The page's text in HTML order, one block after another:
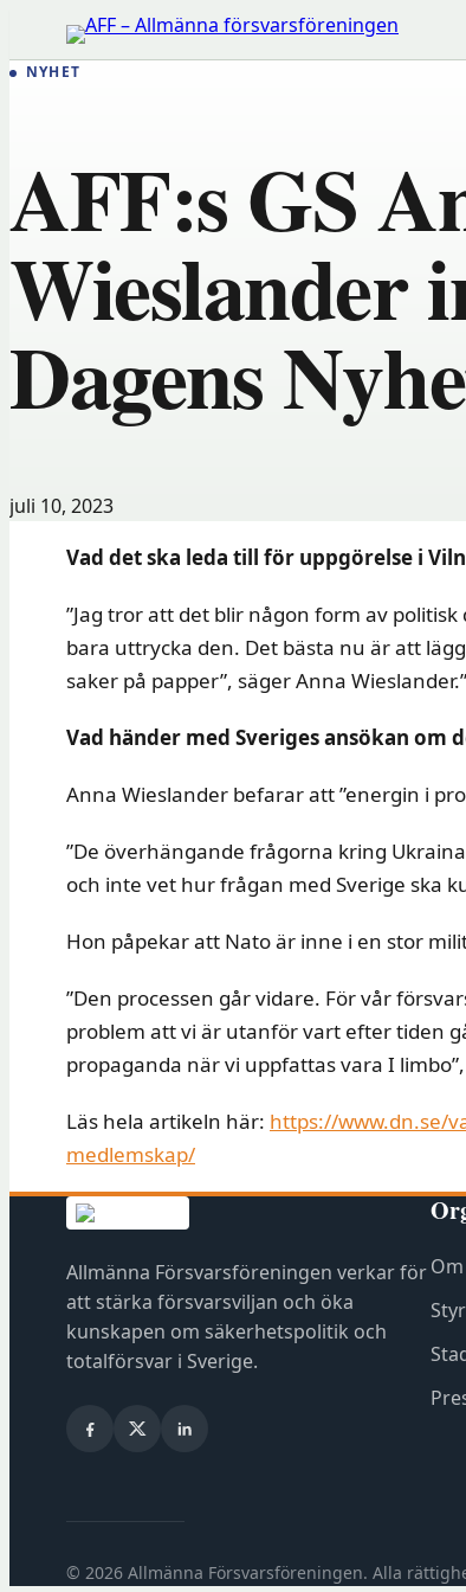
Hoppa
innehåll
NYHET
AFF:s GS
Wieslander
Dagens
juli 10, 2023
Vad det ska leda till för uppgörelse i
”Jag tror att det blir någon form av
bara uttrycka den. Det bästa nu är att
saker på papper”, säger Anna Wieslander.”
Vad händer med Sveriges ansökan
Anna Wieslander befarar att ”energin i
”De överhängande frågorna kring
och inte vet hur frågan med Sverige ska
Hon påpekar att Nato är inne i en stor
”Den processen går vidare. För vår
problem att vi är utanför vart efter tiden
propaganda när vi uppfattas vara I
Läs hela artikeln här: https://www.dn.se/
medlemskap/
Allmänna Försvarsföreningen verkar för
att stärka försvarsviljan och öka
kunskapen om säkerhetspolitik och
totalförsvar i Sverige.
Om
© 2026 Allmänna Försvarsföreningen. Alla